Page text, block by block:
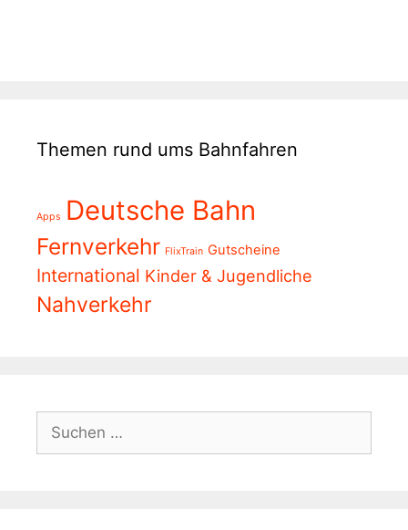
Themen rund ums Bahnfahren
Apps Deutsche Bahn
Fernverkehr FlixTrain Gutscheine
International Kinder & Jugendliche
Nahverkehr
Suchen
nach: